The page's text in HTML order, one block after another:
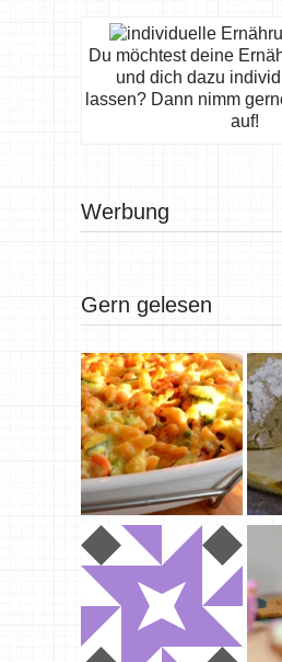
Du möchtest deine
und dich dazu
lassen? Dann nimm
auf!
Werbung
Gern gelesen